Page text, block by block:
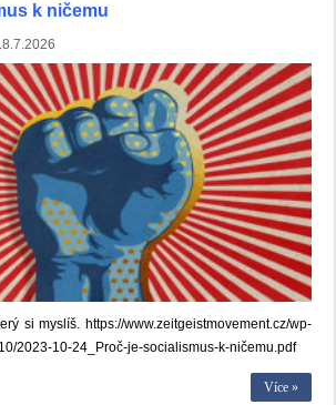
k ničemu
si myslíš. https://www.zeitgeistmovement.cz/wp-
2023-10-24_Proč-je-socialismus-k-ničemu.pdf
Více »